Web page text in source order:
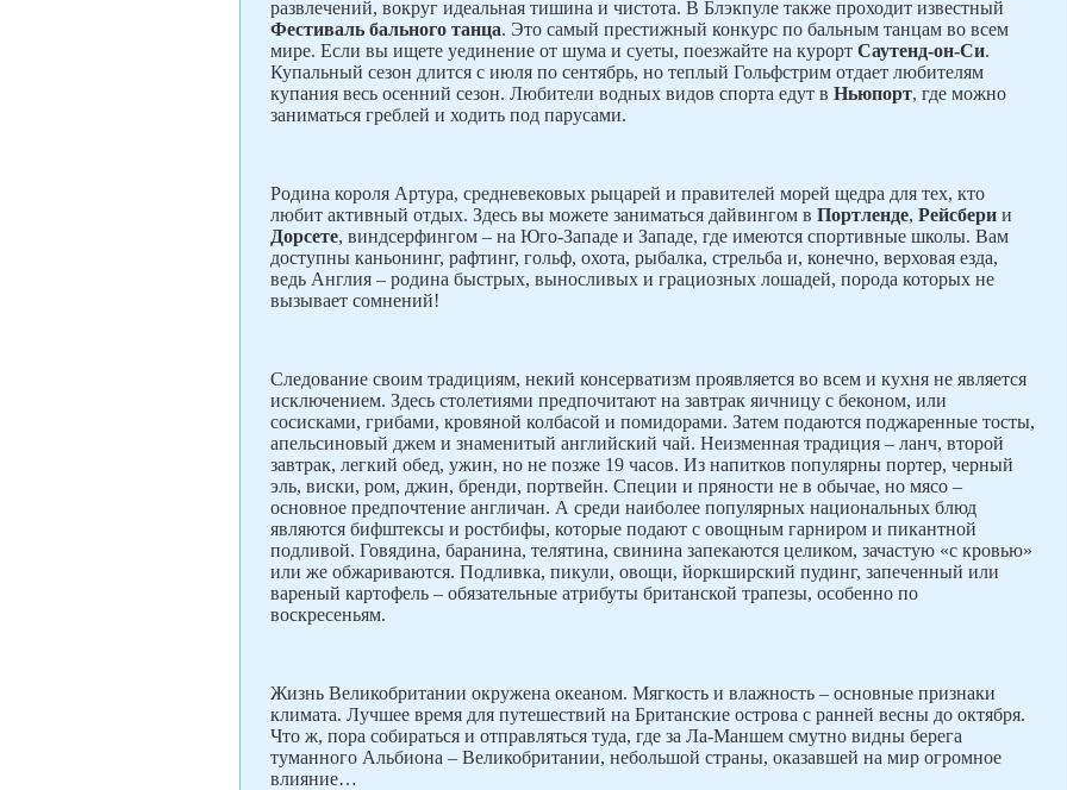
развлечений, вокруг идеальная тишина и чистота. В Блэкпуле также проходит известный
Фестиваль бального танца. Это самый престижный конкурс по бальным танцам во всем
мире. Если вы ищете уединение от шума и суеты, поезжайте на курорт Саутенд-он-Си.
Купальный сезон длится с июля по сентябрь, но теплый Гольфстрим отдает любителям
купания весь осенний сезон. Любители водных видов спорта едут в Ньюпорт, где можно
заниматься греблей и ходить под парусами.
Родина короля Артура, средневековых рыцарей и правителей морей щедра для тех, кто
любит активный отдых. Здесь вы можете заниматься дайвингом в Портленде, Рейсбери и
Дорсете, виндсерфингом – на Юго-Западе и Западе, где имеются спортивные школы. Вам
доступны каньонинг, рафтинг, гольф, охота, рыбалка, стрельба и, конечно, верховая езда,
ведь Англия – родина быстрых, выносливых и грациозных лошадей, порода которых не
вызывает сомнений!
Следование своим традициям, некий консерватизм проявляется во всем и кухня не является
исключением. Здесь столетиями предпочитают на завтрак яичницу с беконом, или
сосисками, грибами, кровяной колбасой и помидорами. Затем подаются поджаренные тосты,
апельсиновый джем и знаменитый английский чай. Неизменная традиция – ланч, второй
завтрак, легкий обед, ужин, но не позже 19 часов. Из напитков популярны портер, черный
эль, виски, ром, джин, бренди, портвейн. Специи и пряности не в обычае, но мясо –
основное предпочтение англичан. А среди наиболее популярных национальных блюд
являются бифштексы и ростбифы, которые подают с овощным гарниром и пикантной
подливой. Говядина, баранина, телятина, свинина запекаются целиком, зачастую «с кровью»
или же обжариваются. Подливка, пикули, овощи, йоркширский пудинг, запеченный или
вареный картофель – обязательные атрибуты британской трапезы, особенно по
воскресеньям.
Жизнь Великобритании окружена океаном. Мягкость и влажность – основные признаки
климата. Лучшее время для путешествий на Британские острова с ранней весны до октября.
Что ж, пора собираться и отправляться туда, где за Ла-Маншем смутно видны берега
туманного Альбиона – Великобритании, небольшой страны, оказавшей на мир огромное
влияние…